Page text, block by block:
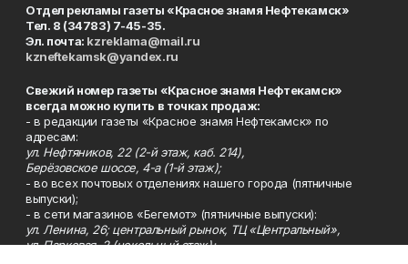
Отдел рекламы газеты «Красное знамя Нефтекамск»
Тел. 8 (34783) 7-45-35.
Эл. почта: kzreklama@mail.ru
kzneftekamsk@yandex.ru
Свежий номер газеты «Красное знамя Нефтекамск»
всегда можно купить в точках продаж:
- в редакции газеты «Красное знамя Нефтекамск» по
адресам:
ул. Нефтяников, 22 (2-й этаж, каб. 214),
Берёзовское шоссе, 4-а (1-й этаж);
- во всех почтовых отделениях нашего города (пятничные
выпуски);
- в сети магазинов «Бегемот» (пятничные выпуски):
ул. Ленина, 26; центральный рынок, ТЦ «Центральный»,
ул. Парковая, 2 (цокольный этаж);